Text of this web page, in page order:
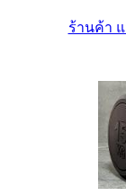
ร้านค้า